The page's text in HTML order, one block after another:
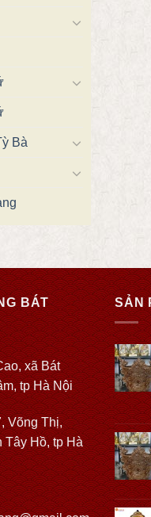
Bà
BÁT
xã Bát
tp Hà Nội
Võng Thị,
Hồ, tp Hà
SẢN